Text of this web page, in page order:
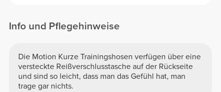
Info und Pflegehinweise
Die Motion Kurze Trainingshosen verfügen über eine
versteckte Reißverschlusstasche auf der Rückseite
und sind so leicht, dass man das Gefühl hat, man
trage gar nichts.